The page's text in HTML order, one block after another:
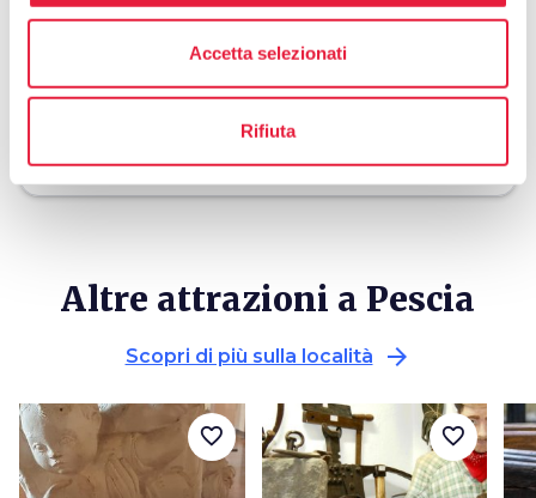
Accetta selezionati
Rifiuta
Esperienze
Guide e mappe
Altre attrazioni a Pescia
Scopri di più sulla località arrow_forward
favorite_border favorite_border